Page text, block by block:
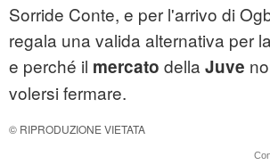
Sorride Conte, e per l'arrivo di
regala una valida alternativa per
e perché il mercato della Juve
volersi fermare.
© RIPRODUZIONE VIETATA